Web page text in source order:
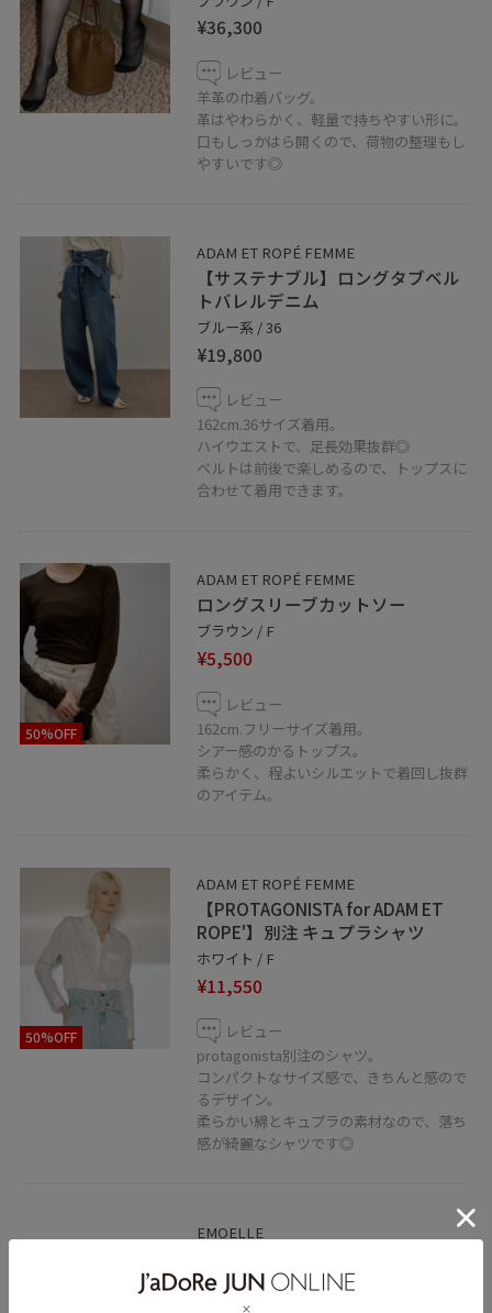
チェックしてください✓
▼パーソナルカラー イエベ春
▼骨格 ナチュラル
Instagram→@adam_maejiii0831
－－－－－－－－－－－－－－－－－－－－－
【information】
▷お気に入りの投稿やスタッフを♡ボタンからお気に入
りに追加していただくと、
【お気に入り】タブから、投稿をご覧いただきやすくな
りますのでぜひお試しくださいませ◎
北千住ルミネではWEB決済でご自宅への発送も行ってお
ルミネカードをご利用のお客様はいつでも5%OFFでご購
入いただけます。
お気軽にお問い合わせくださいませ。
□LINE接客も実施しております！
在庫確認やお悩みなど、LINEで簡単にお問合せいただけ
－－－－－－－－－－－－－－－－－－－－－－－－－
アダムエロペ北千住ルミネ店 4F
℡ 03-5813-3241
¥36,300
レビュー
羊革の巾着バッグ。
革はやわらかく、軽量で持ちやすい形に。
口もしっかはら開くので、荷物の整理もし
やすいです◎
ADAM ET ROPÉ FEMME
【サステナブル】ロングタブベル
トバレルデニム
ブルー系 / 36
¥19,800
レビュー
162cm.36サイズ着用。
ハイウエストで、足長効果抜群◎
ベルトは前後で楽しめるので、トップスに
合わせて着用できます。
50%OFF
ADAM ET ROPÉ FEMME
ロングスリーブカットソー
ブラウン / F
¥5,500
レビュー
162cm.フリーサイズ着用。
シアー感のかるトップス。
柔らかく、程よいシルエットで着回し抜群
のアイテム。
50%OFF
ADAM ET ROPÉ FEMME
【PROTAGONISTA for ADAM ET
ROPE'】別注 キュプラシャツ
ホワイト / F
¥11,550
レビュー
protagonista別注のシャツ。
コンパクトなサイズ感で、きちんと感ので
るデザイン。
柔らかい綿とキュプラの素材なので、落ち
感が綺麗なシャツです◎
EMOELLE
ブラック / 37.0